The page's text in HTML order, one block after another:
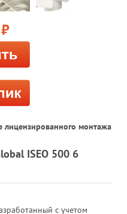
руб.
лицензированного монтажа
ISEO 500 6
с учетом